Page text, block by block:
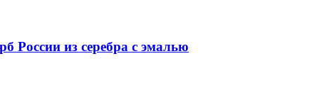
России из серебра с эмалью